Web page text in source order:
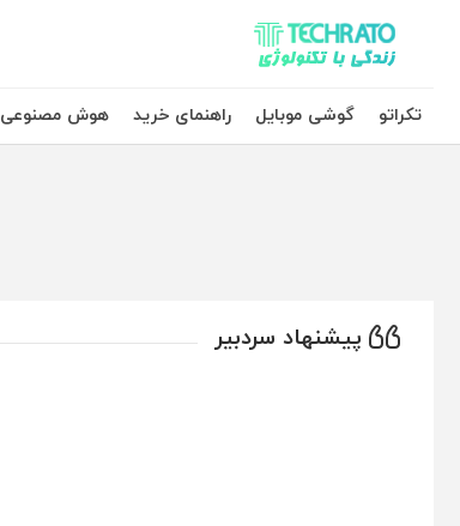
تکراتو – زندگی با تکنولوژی
تکراتو
گوشی موبایل راهنمای خرید هوش مصنوعی
پیشنهاد سردبیر